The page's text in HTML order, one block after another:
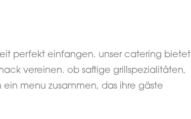
perfekt einfangen. unser catering bietet
vereinen. ob saftige grillspezialitäten,
menu zusammen, das ihre gäste